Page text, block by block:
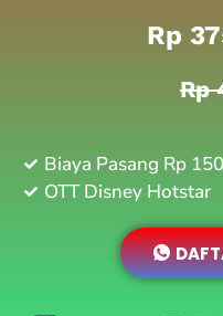
Rp
Rp
Biaya Pasang Rp
OTT Disney Hotstar